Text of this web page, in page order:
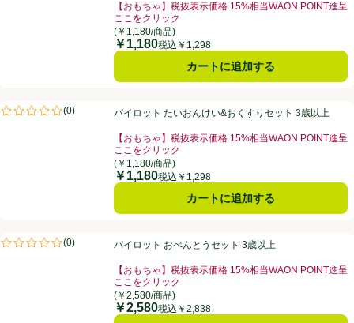
【おもちゃ】税抜表示価格 15%相当WAON POINT進呈
ここをクリック
お買い得品名：【おもちゃ】税抜表示価格 15%相当
(￥1,180/商品)
価格
￥1,180税込￥1,298
カートに追加する
パイロット たいおんけい&おくすりセット 3歳以上
(0)
評価は0件のレビューで5点中0.0点。パイロット たいおんけい&おくすりセット 3歳以上
【おもちゃ】税抜表示価格 15%相当WAON POINT進呈
ここをクリック
お買い得品名：【おもちゃ】税抜表示価格 15%相当
(￥1,180/商品)
価格
￥1,180税込￥1,298
カートに追加する
パイロット おべんとうセット 3歳以上
(0)
評価は0件のレビューで5点中0.0点。パイロット おべんとうセット 3歳以上
【おもちゃ】税抜表示価格 15%相当WAON POINT進呈
ここをクリック
お買い得品名：【おもちゃ】税抜表示価格 15%相当
(￥2,580/商品)
価格
￥2,580税込￥2,838